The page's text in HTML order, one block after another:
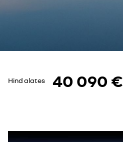
Hind alates 40 090 €